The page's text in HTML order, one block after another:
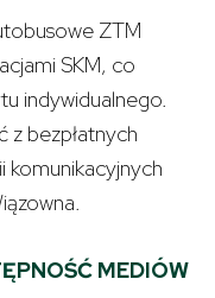
ZTM
SKM, co
indywidualnego.
z bezpłatnych
komunikacyjnych
MEDIÓW